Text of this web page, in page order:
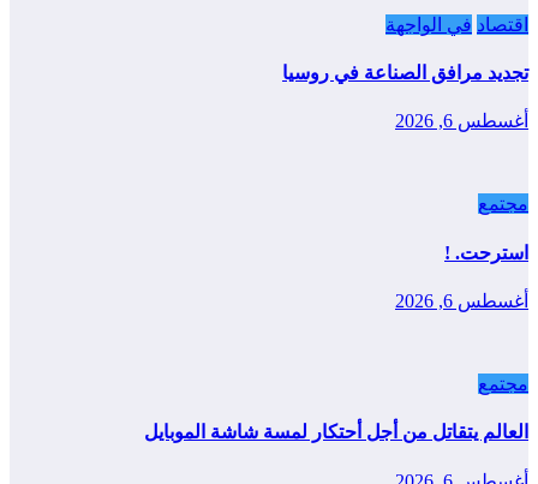
اقتصاد في الواجهة
تجديد مرافق الصناعة في روسيا
أغسطس 6, 2026
مجتمع
استرحت. !
أغسطس 6, 2026
مجتمع
العالم يتقاتل من أجل أحتكار لمسة شاشة الموبايل